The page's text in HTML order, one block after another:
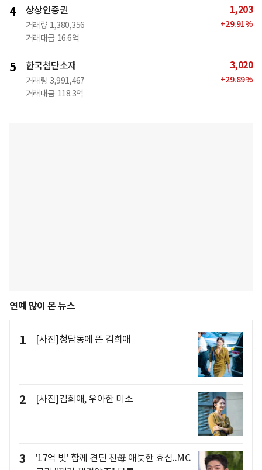
4 상상인증권
거래량 1,380,356
거래대금 16.6억
1,203
+29.91%
5 한국첨단소재
거래량 3,991,467
거래대금 118.3억
3,020
+29.89%
연예 많이 본 뉴스
1 [사진]청담동에 뜬 김희애
2 [사진]김희애, 우아한 미소
3
'17억 빚' 함께 견딘 친母 애틋한 효심..MC